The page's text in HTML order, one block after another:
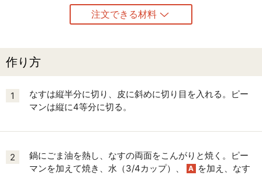
注文できる材料
作り方
1
なすは縦半分に切り、皮に斜めに切り目を入れる。ピー
マンは縦に4等分に切る。
2
鍋にごま油を熱し、なすの両面をこんがりと焼く。ピー
マンを加えて焼き、水（3/4カップ）、
A を加え、なす